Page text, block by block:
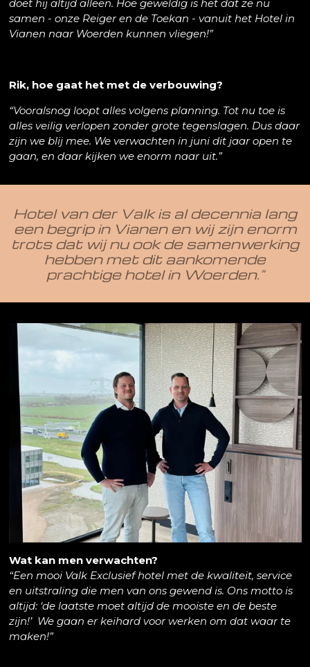
doet hij altijd alleen. Hoe geweldig is het dat ze nu
samen - onze Reiger en de Toekan - vanuit het Hotel in
Vianen naar Woerden kunnen vliegen!”
Rik, hoe gaat het met de verbouwing?
“Vooralsnog loopt alles volgens planning. Tot nu toe is
alles veilig verlopen zonder grote tegenslagen. Dus daar
zijn we blij mee. We verwachten in juni dit jaar open te
gaan, en daar kijken we enorm naar uit.”
Hotel van der Valk is al decennia lang
een begrip in Vianen en wij zijn enorm
trots dat wij nu ook de samenwerking
hebben met dit aankomende
prachtige hotel in Woerden.”
Wat kan men verwachten?
“Een mooi Valk Exclusief hotel met de kwaliteit, service
en uitstraling die men van ons gewend is. Ons motto is
altijd: ‘de laatste moet altijd de mooiste en de beste
zijn!’ We gaan er keihard voor werken om dat waar te
maken!”